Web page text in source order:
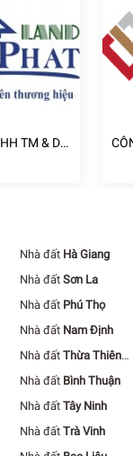
TM & DV
Nhà đất Hà Giang
Nhà đất Sơn La
Nhà đất Phú Thọ
Nhà đất Nam Định
Nhà đất Thừa Thiên
Nhà đất Bình Thuận
Nhà đất Tây Ninh
Nhà đất Trà Vinh